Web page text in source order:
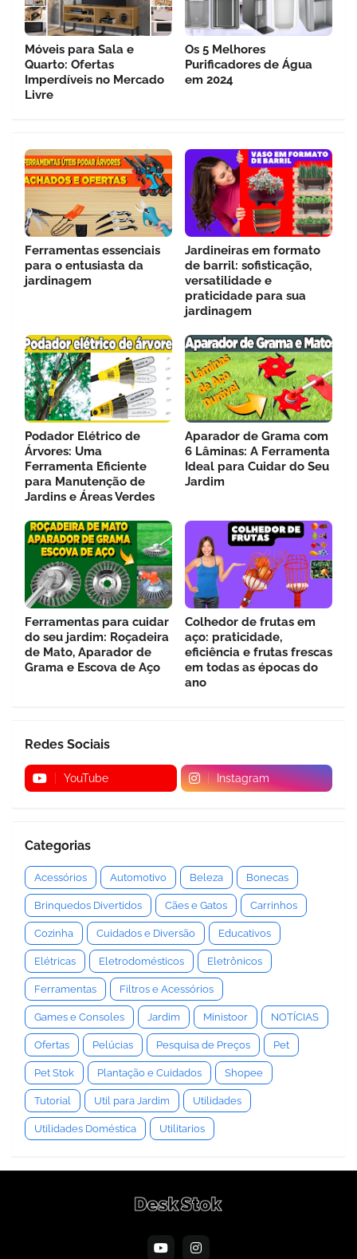
Móveis para Sala e
Quarto: Ofertas
Imperdíveis no Mercado
Livre
Os 5 Melhores
Purificadores de Água
em 2024
Ferramentas essenciais
para o entusiasta da
jardinagem
Jardineiras em formato
de barril: sofisticação,
versatilidade e
praticidade para sua
jardinagem
Podador Elétrico de
Árvores: Uma
Ferramenta Eficiente
para Manutenção de
Jardins e Áreas Verdes
Aparador de Grama com
6 Lâminas: A Ferramenta
Ideal para Cuidar do Seu
Jardim
Ferramentas para cuidar
do seu jardim: Roçadeira
de Mato, Aparador de
Grama e Escova de Aço
Colhedor de frutas em
aço: praticidade,
eficiência e frutas frescas
em todas as épocas do
ano
Redes Sociais
YouTube Instagram
Categorias
Acessórios Automotivo Beleza Bonecas
Brinquedos Divertidos Cães e Gatos Carrinhos
Cozinha Cuidados e Diversão Educativos
Elétricas Eletrodomésticos Eletrônicos
Ferramentas Filtros e Acessórios
Games e Consoles Jardim Ministoor NOTÍCIAS
Ofertas Pelúcias Pesquisa de Preços Pet
Pet Stok Plantação e Cuidados Shopee
Tutorial Util para Jardim Utilidades
Utilidades Doméstica Utilitarios